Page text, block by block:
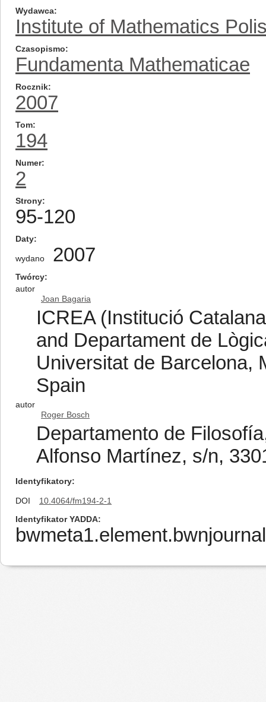
Wydawca
Institute of Mathematics
Czasopismo
Fundamenta Mathematicae
Rocznik
2007
Tom
194
Numer
2
Strony
95-120
Daty
wydano 2007
Twórcy
autor
Joan Bagaria
ICREA (Institució
and Departament de
Universitat de Barcelona,
Spain
autor
Roger Bosch
Departamento de
Alfonso Martínez, s/n,
Identyfikatory
DOI
10.4064/fm194-2-1
Identyfikator YADDA